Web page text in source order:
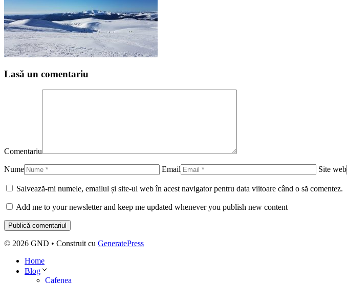
Lasă un comentariu
Comentariu
Nume Email Site web
Salvează-mi numele, emailul și site-ul web în acest navigator pentru data viitoare când o să comentez.
Add me to your newsletter and keep me updated whenever you publish new content
© 2026 GND • Construit cu GeneratePress
Home
Blog
Cafenea